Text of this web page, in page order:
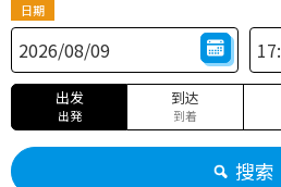
日期
出发
出発
到达
到着
搜索